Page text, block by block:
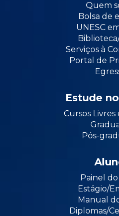
Quem
Bolsa de
UNESC
Serviços à
Portal de
Estude
Cursos Livres
Pós-
Painel
Estágio/
Manual
Diplomas/